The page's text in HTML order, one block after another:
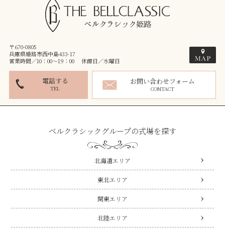
〒670-0805
兵庫県姫路市西中島433-17
営業時間／10：00～19：00 休館日／水曜日
電話する
TEL
お問い合わせフォーム
CONTACT
ベルクラシックグループの式場を探す
北海道エリア
東北エリア
関東エリア
北陸エリア